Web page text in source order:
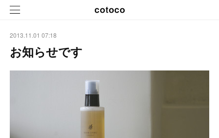
2013.11.01 07:18
お知らせです